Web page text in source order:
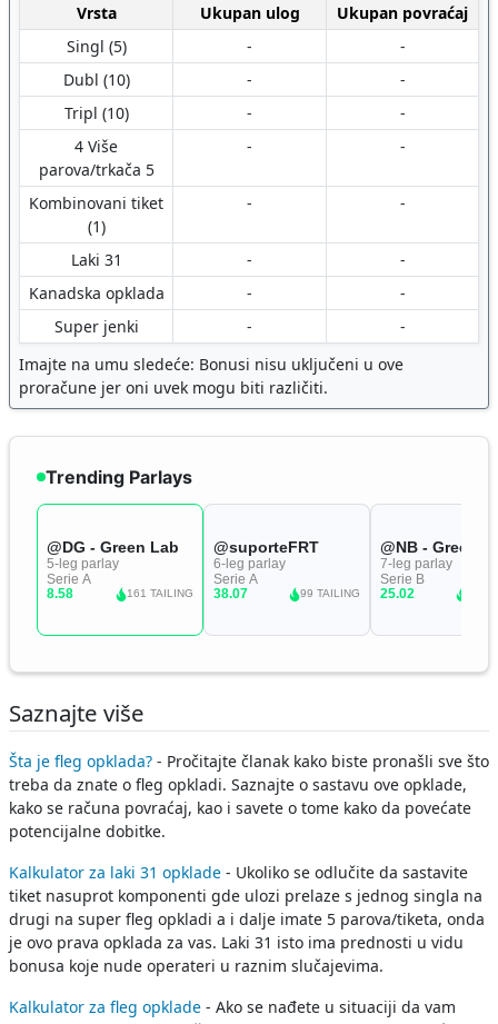
Vrsta Ukupan ulog
Ukupan povraćaj
Singl (5)
-
-
Dubl (10)
-
-
Tripl (10)
-
-
4 Više
parova/trkača 5
- -
Kombinovani tiket
(1)
- -
Laki 31 -
-
Kanadska opklada
-
-
Super jenki
-
-
Imajte na umu sledeće: Bonusi nisu uključeni u ove
proračune jer oni uvek mogu biti različiti.
Saznajte više
Šta je fleg opklada? - Pročitajte članak kako biste pronašli sve što
treba da znate o fleg opkladi. Saznajte o sastavu ove opklade,
kako se računa povraćaj, kao i savete o tome kako da povećate
potencijalne dobitke.
Kalkulator za laki 31 opklade - Ukoliko se odlučite da sastavite
tiket nasuprot komponenti gde ulozi prelaze s jednog singla na
drugi na super fleg opkladi a i dalje imate 5 parova/tiketa, onda
je ovo prava opklada za vas. Laki 31 isto ima prednosti u vidu
bonusa koje nude operateri u raznim slučajevima.
Kalkulator za fleg opklade - Ako se nađete u situaciji da vam